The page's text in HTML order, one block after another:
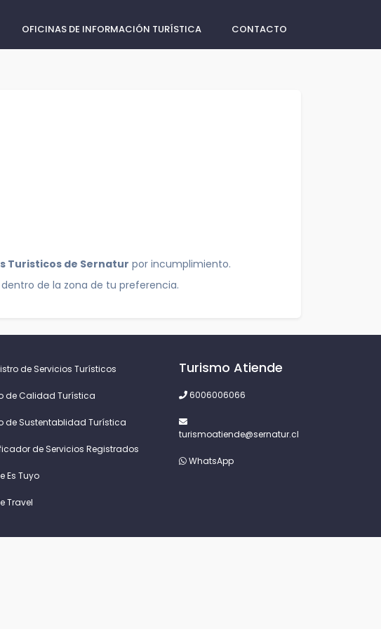
OFICINAS DE INFORMACIÓN TURÍSTICA CONTACTO
Turisticos de Sernatur por incumplimiento.
de la zona de tu preferencia.
de Servicios Turísticos
de Calidad Turística
de Sustentablidad Turística
de Servicios Registrados
Es Tuyo
Travel
Turismo Atiende
6006006066
turismoatiende@sernatur.cl
WhatsApp